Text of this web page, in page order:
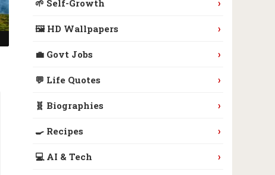
🌱 Self-Growth ›
🖼️ HD Wallpapers ›
💼 Govt Jobs ›
💬 Life Quotes ›
🧬 Biographies ›
🍳 Recipes ›
💻 AI & Tech ›